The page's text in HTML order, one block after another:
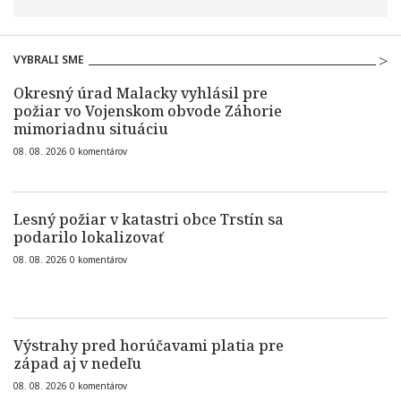
VYBRALI SME
Okresný úrad Malacky vyhlásil pre
požiar vo Vojenskom obvode Záhorie
mimoriadnu situáciu
08. 08. 2026 0 komentárov
Lesný požiar v katastri obce Trstín sa
podarilo lokalizovať
08. 08. 2026 0 komentárov
Výstrahy pred horúčavami platia pre
západ aj v nedeľu
08. 08. 2026 0 komentárov